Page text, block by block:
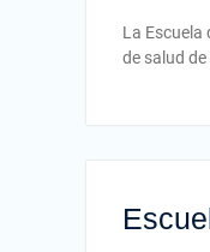
La Escuela
de salud